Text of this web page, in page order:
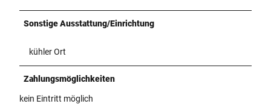
Sonstige Ausstattung/Einrichtung
kühler Ort
Zahlungsmöglichkeiten
kein Eintritt möglich